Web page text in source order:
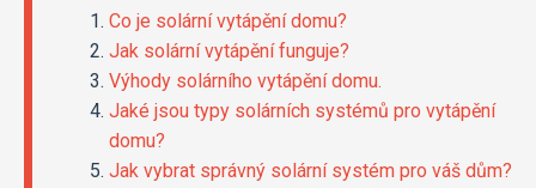
Co je solární vytápění domu?
Jak solární vytápění funguje?
Výhody solárního vytápění domu.
Jaké jsou typy solárních systémů pro vytápění
domu?
Jak vybrat správný solární systém pro váš dům?